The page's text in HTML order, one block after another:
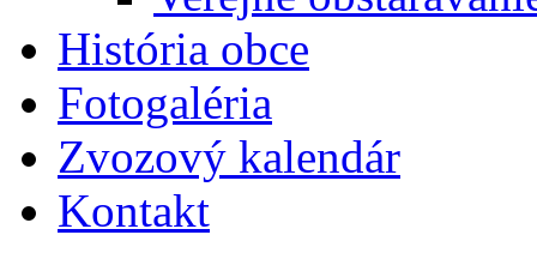
História obce
Fotogaléria
Zvozový kalendár
Kontakt